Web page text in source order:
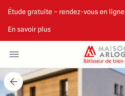
Étude gratuite – rendez-vous en ligne
En savoir plus
Nos maisons